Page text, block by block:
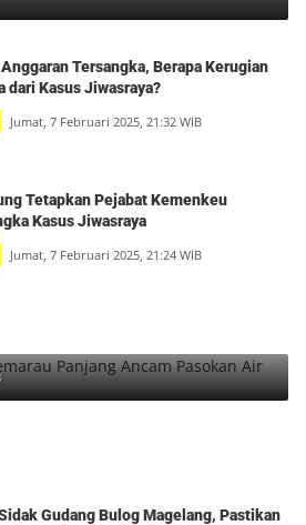
Tersangka, Berapa Kerugian
dari Kasus Jiwasraya?
Jumat, 7 Februari 2025, 21:32 WIB
Tetapkan Pejabat Kemenkeu
Kasus Jiwasraya
Jumat, 7 Februari 2025, 21:24 WIB
Panjang Ancam Pasokan Air
Gudang Bulog Magelang, Pastikan